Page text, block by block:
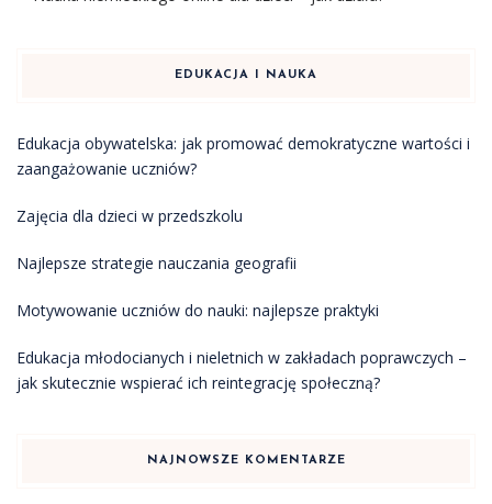
EDUKACJA I NAUKA
Edukacja obywatelska: jak promować demokratyczne wartości i
zaangażowanie uczniów?
Zajęcia dla dzieci w przedszkolu
Najlepsze strategie nauczania geografii
Motywowanie uczniów do nauki: najlepsze praktyki
Edukacja młodocianych i nieletnich w zakładach poprawczych –
jak skutecznie wspierać ich reintegrację społeczną?
NAJNOWSZE KOMENTARZE